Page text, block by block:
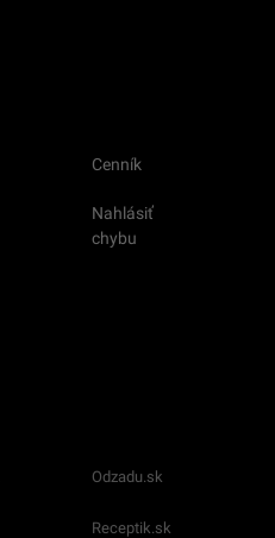
Cenník
Nahlásiť
chybu
Odzadu.sk
Receptik.sk